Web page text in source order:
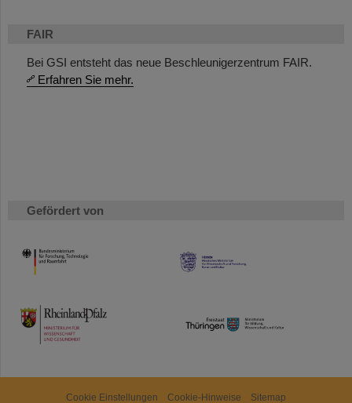
FAIR
Bei GSI entsteht das neue Beschleunigerzentrum FAIR.
Erfahren Sie mehr.
Gefördert von
HMWK
TMWWDG
Cookie Einstellungen Cookie-Hinweise Sitemap